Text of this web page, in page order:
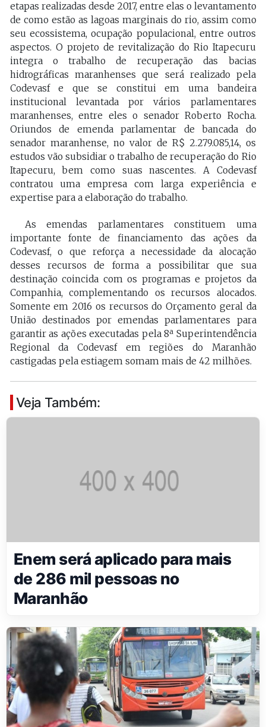
etapas realizadas desde 2017, entre elas o levantamento
de como estão as lagoas marginais do rio, assim como
seu ecossistema, ocupação populacional, entre outros
aspectos. O projeto de revitalização do Rio Itapecuru
integra o trabalho de recuperação das bacias
hidrográficas maranhenses que será realizado pela
Codevasf e que se constitui em uma bandeira
institucional levantada por vários parlamentares
maranhenses, entre eles o senador Roberto Rocha.
Oriundos de emenda parlamentar de bancada do
senador maranhense, no valor de R$ 2.279.085,14, os
estudos vão subsidiar o trabalho de recuperação do Rio
Itapecuru, bem como suas nascentes. A Codevasf
contratou uma empresa com larga experiência e
expertise para a elaboração do trabalho.
As emendas parlamentares constituem uma
importante fonte de financiamento das ações da
Codevasf, o que reforça a necessidade da alocação
desses recursos de forma a possibilitar que sua
destinação coincida com os programas e projetos da
Companhia, complementando os recursos alocados.
Somente em 2016 os recursos do Orçamento geral da
União destinados por emendas parlamentares para
garantir as ações executadas pela 8ª Superintendência
Regional da Codevasf em regiões do Maranhão
castigadas pela estiagem somam mais de 42 milhões.
Veja Também:
Enem será aplicado para mais
de 286 mil pessoas no
Maranhão